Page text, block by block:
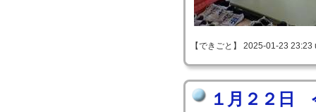
【できごと】 2025-01-23
１月２２日